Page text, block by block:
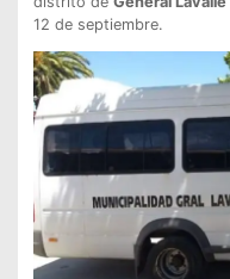
12 de septiembre.